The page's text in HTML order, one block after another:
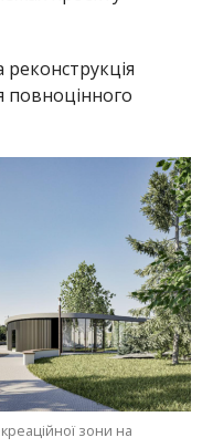
повноцінного
зони на